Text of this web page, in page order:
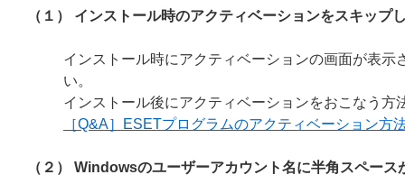
（１） インストール時のアクティベーションをスキップ
インストール時にアクティベーションの画面が表
い。
インストール後にアクティベーションをおこなう
［Q&A］ESETプログラムのアクティベーション方
（２） Windowsのユーザーアカウント名に半角スペー